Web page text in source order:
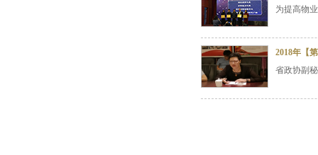
为提高物
2018年【
省政协副